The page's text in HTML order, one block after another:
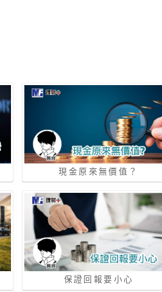
現金原來無價值？
保證回報要小心